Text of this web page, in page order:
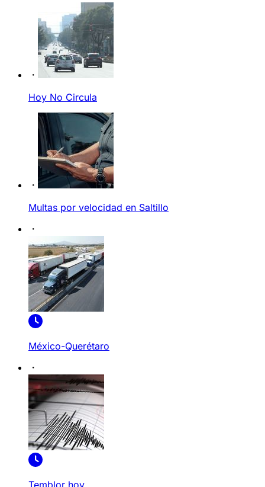
Hoy No Circula
Multas por velocidad en Saltillo
México-Querétaro
Temblor hoy